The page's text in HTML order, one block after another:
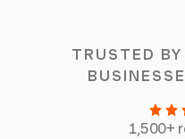
TRUSTED
1,500+